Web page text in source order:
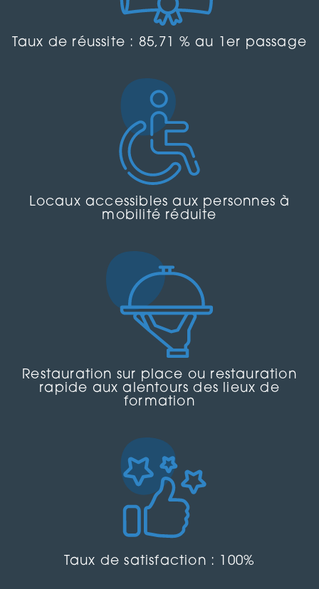
Taux de réussite : 85,71 % au 1er passage
Locaux accessibles aux personnes à
mobilité réduite
Restauration sur place ou restauration
rapide aux alentours des lieux de
formation
Taux de satisfaction : 100%